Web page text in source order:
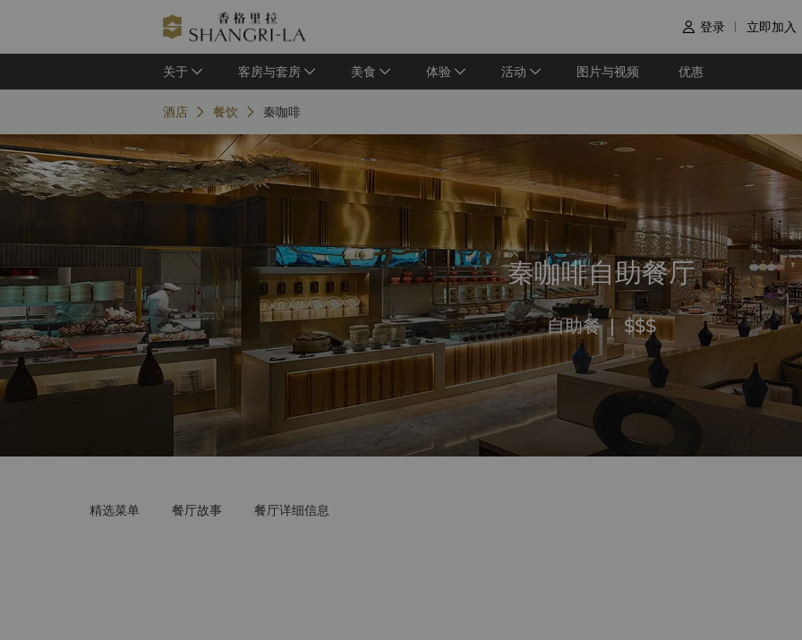
 登录 立即加入
关于 客房与套房 美食 体验 活动 图片与视频 优惠
酒店 餐饮 秦咖啡
秦咖啡自助餐厅
自助餐 | $$$
精选菜单 餐厅故事 餐厅详细信息